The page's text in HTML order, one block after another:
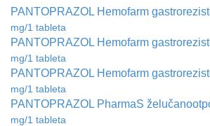
PANTOPRAZOL Hemofarm
mg/1 tableta
PANTOPRAZOL Hemofarm
mg/1 tableta
PANTOPRAZOL Hemofarm
mg/1 tableta
PANTOPRAZOL PharmaS
mg/1 tableta